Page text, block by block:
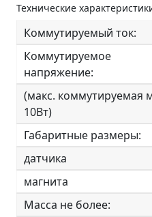
Технические
Коммутируемый ток:
Коммутируемое
напряжение:
(макс. коммутируемая
10Вт)
Габаритные размеры:
датчика
магнита
Масса не более: